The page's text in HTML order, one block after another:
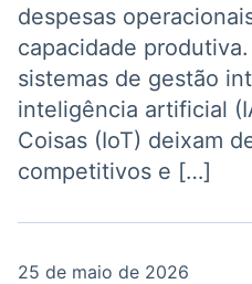
despesas
capacidade
sistemas de gestão
inteligência artificial
Coisas (IoT) deixam
competitivos e […]
25 de maio de 2026